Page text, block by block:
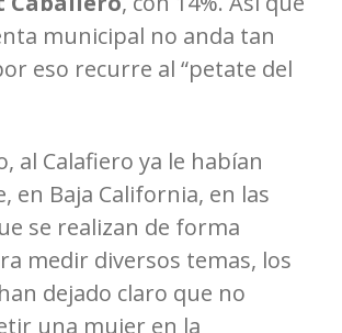
municipal no anda tan
eso recurre al “petate del
al Calafiero ya le habían
en Baja California, en las
se realizan de forma
medir diversos temas, los
dejado claro que no
una mujer en la